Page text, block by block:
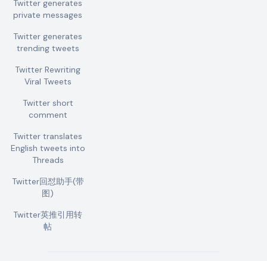
Twitter generates
private messages
Twitter generates
trending tweets
Twitter Rewriting
Viral Tweets
Twitter short
comment
Twitter translates
English tweets into
Threads
Twitter回怼助手(带
图)
Twitter英推引用转
帖